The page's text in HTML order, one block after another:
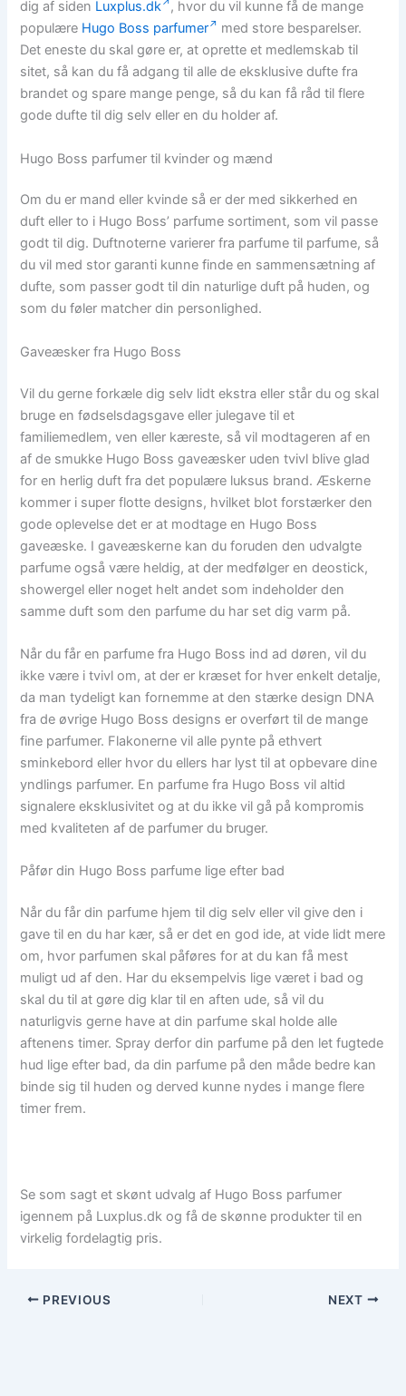
dig af siden Luxplus.dk
, hvor du vil kunne få de mange
populære Hugo Boss parfumer
med store besparelser.
Det eneste du skal gøre er, at oprette et medlemskab til
sitet, så kan du få adgang til alle de eksklusive dufte fra
brandet og spare mange penge, så du kan få råd til flere
gode dufte til dig selv eller en du holder af.
Hugo Boss parfumer til kvinder og mænd
Om du er mand eller kvinde så er der med sikkerhed en
duft eller to i Hugo Boss’ parfume sortiment, som vil passe
godt til dig. Duftnoterne varierer fra parfume til parfume, så
du vil med stor garanti kunne finde en sammensætning af
dufte, som passer godt til din naturlige duft på huden, og
som du føler matcher din personlighed.
Gaveæsker fra Hugo Boss
Vil du gerne forkæle dig selv lidt ekstra eller står du og skal
bruge en fødselsdagsgave eller julegave til et
familiemedlem, ven eller kæreste, så vil modtageren af en
af de smukke Hugo Boss gaveæsker uden tvivl blive glad
for en herlig duft fra det populære luksus brand. Æskerne
kommer i super flotte designs, hvilket blot forstærker den
gode oplevelse det er at modtage en Hugo Boss
gaveæske. I gaveæskerne kan du foruden den udvalgte
parfume også være heldig, at der medfølger en deostick,
showergel eller noget helt andet som indeholder den
samme duft som den parfume du har set dig varm på.
Når du får en parfume fra Hugo Boss ind ad døren, vil du
ikke være i tvivl om, at der er kræset for hver enkelt detalje,
da man tydeligt kan fornemme at den stærke design DNA
fra de øvrige Hugo Boss designs er overført til de mange
fine parfumer. Flakonerne vil alle pynte på ethvert
sminkebord eller hvor du ellers har lyst til at opbevare dine
yndlings parfumer. En parfume fra Hugo Boss vil altid
signalere eksklusivitet og at du ikke vil gå på kompromis
med kvaliteten af de parfumer du bruger.
Påfør din Hugo Boss parfume lige efter bad
Når du får din parfume hjem til dig selv eller vil give den i
gave til en du har kær, så er det en god ide, at vide lidt mere
om, hvor parfumen skal påføres for at du kan få mest
muligt ud af den. Har du eksempelvis lige været i bad og
skal du til at gøre dig klar til en aften ude, så vil du
naturligvis gerne have at din parfume skal holde alle
aftenens timer. Spray derfor din parfume på den let fugtede
hud lige efter bad, da din parfume på den måde bedre kan
binde sig til huden og derved kunne nydes i mange flere
timer frem.
Se som sagt et skønt udvalg af Hugo Boss parfumer
igennem på Luxplus.dk og få de skønne produkter til en
virkelig fordelagtig pris.
PREVIOUS NEXT